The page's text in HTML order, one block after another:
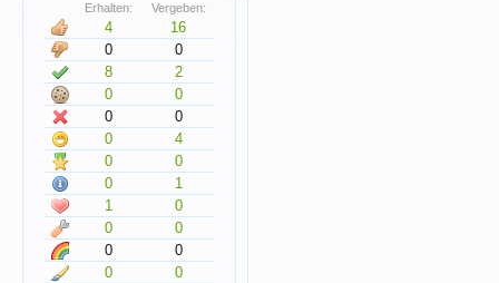
Erhalten: Vergeben:
4
16
0
0
8
2
0
0
0
0
0
4
0
0
0
1
1
0
0
0
0
0
0
0